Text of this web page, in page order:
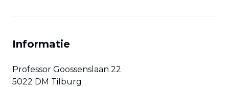
Informatie
Professor Goossenslaan 22
5022 DM Tilburg